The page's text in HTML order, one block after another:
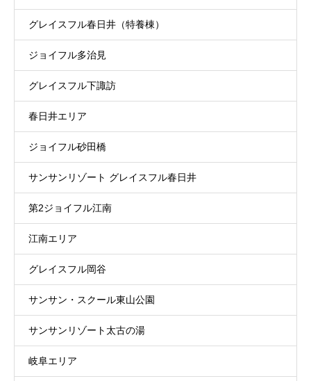
グレイスフル春日井（特養棟）
ジョイフル多治見
グレイスフル下諏訪
春日井エリア
ジョイフル砂田橋
サンサンリゾート グレイスフル春日井
第2ジョイフル江南
江南エリア
グレイスフル岡谷
サンサン・スクール東山公園
サンサンリゾート太古の湯
岐阜エリア